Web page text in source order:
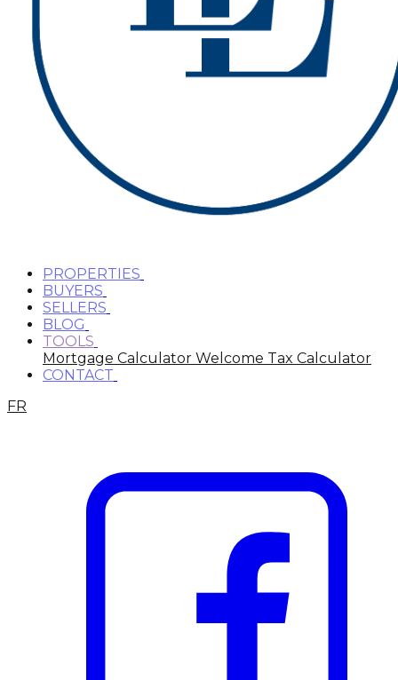
PROPERTIES
BUYERS
SELLERS
BLOG
TOOLS
Mortgage Calculator Welcome Tax Calculator
CONTACT
FR